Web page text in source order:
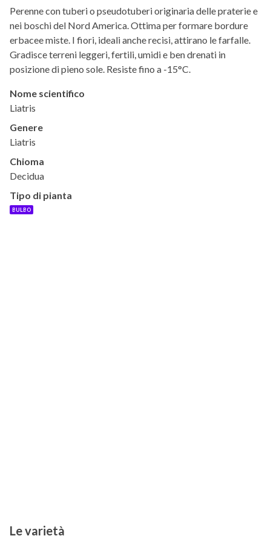
Perenne con tuberi o pseudotuberi originaria delle praterie e
nei boschi del Nord America. Ottima per formare bordure
erbacee miste. I fiori, ideali anche recisi, attirano le farfalle.
Gradisce terreni leggeri, fertili, umidi e ben drenati in
posizione di pieno sole. Resiste fino a -15°C.
Nome scientifico
Liatris
Genere
Liatris
Chioma
Decidua
Tipo di pianta
BULBO
Le varietà